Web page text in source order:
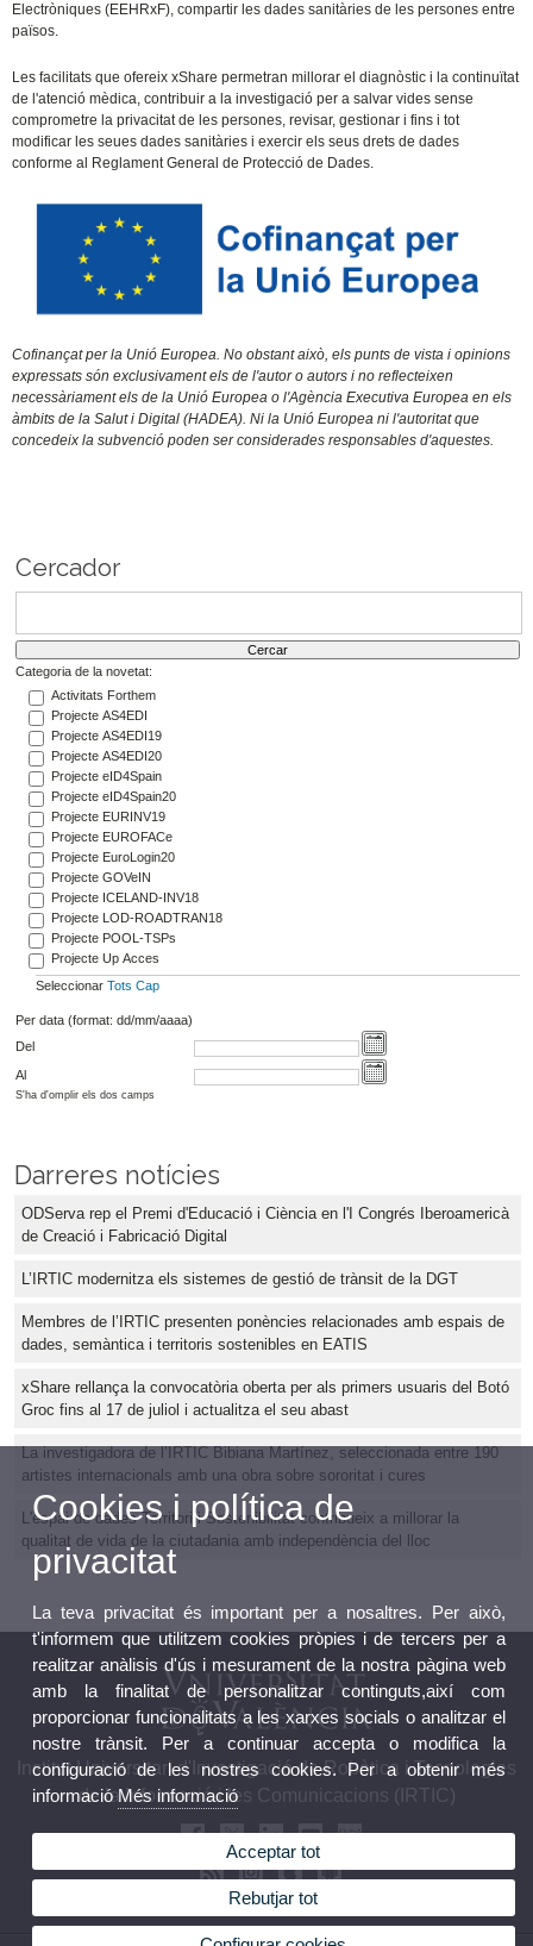
Electròniques (EEHRxF), compartir les dades sanitàries de les persones entre
països.
Les facilitats que ofereix xShare permetran millorar el diagnòstic i la continuïtat
de l'atenció mèdica, contribuir a la investigació per a salvar vides sense
comprometre la privacitat de les persones, revisar, gestionar i fins i tot
modificar les seues dades sanitàries i exercir els seus drets de dades
conforme al Reglament General de Protecció de Dades.
Cofinançat per la Unió Europea. No obstant això, els punts de vista i opinions
expressats són exclusivament els de l'autor o autors i no reflecteixen
necessàriament els de la Unió Europea o l'Agència Executiva Europea en els
àmbits de la Salut i Digital (HADEA). Ni la Unió Europea ni l'autoritat que
concedeix la subvenció poden ser considerades responsables d'aquestes.
Cercador
Categoria de la novetat:
Activitats Forthem
Projecte AS4EDI
Projecte AS4EDI19
Projecte AS4EDI20
Projecte eID4Spain
Projecte eID4Spain20
Projecte EURINV19
Projecte EUROFACe
Projecte EuroLogin20
Projecte GOVeIN
Projecte ICELAND-INV18
Projecte LOD-ROADTRAN18
Projecte POOL-TSPs
Projecte Up Acces
Seleccionar Tots Cap
Per data (format: dd/mm/aaaa)
Del
Al
S'ha d'omplir els dos camps
Darreres notícies
ODServa rep el Premi d'Educació i Ciència en l'I Congrés Iberoamericà
de Creació i Fabricació Digital
L’IRTIC modernitza els sistemes de gestió de trànsit de la DGT
Membres de l’IRTIC presenten ponències relacionades amb espais de
dades, semàntica i territoris sostenibles en EATIS
xShare rellança la convocatòria oberta per als primers usuaris del Botó
Groc fins al 17 de juliol i actualitza el seu abast
La investigadora de l’IRTIC Bibiana Martínez, seleccionada entre 190
artistes internacionals amb una obra sobre sororitat i cures
L'espai de dades Territori i Sostenibilitat contribueix a millorar la
qualitat de vida de la ciutadania amb independència del lloc
Institut Universitari d'Investigació de Robòtica i Tecnologies
de la Informació i les Comunicacions (IRTIC)
Cookies i política de
privacitat
La teva privacitat és important per a nosaltres. Per això,
t'informem que utilitzem cookies pròpies i de tercers per a
realitzar anàlisis d'ús i mesurament de la nostra pàgina web
amb la finalitat de personalitzar continguts,així com
proporcionar funcionalitats a les xarxes socials o analitzar el
nostre trànsit. Per a continuar accepta o modifica la
configuració de les nostres cookies. Per a obtenir més
informacióMés informació
Acceptar tot
Rebutjar tot